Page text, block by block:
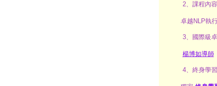
2、課程內
卓越NLP執
3、國際級
楊博如導師
4、終身學